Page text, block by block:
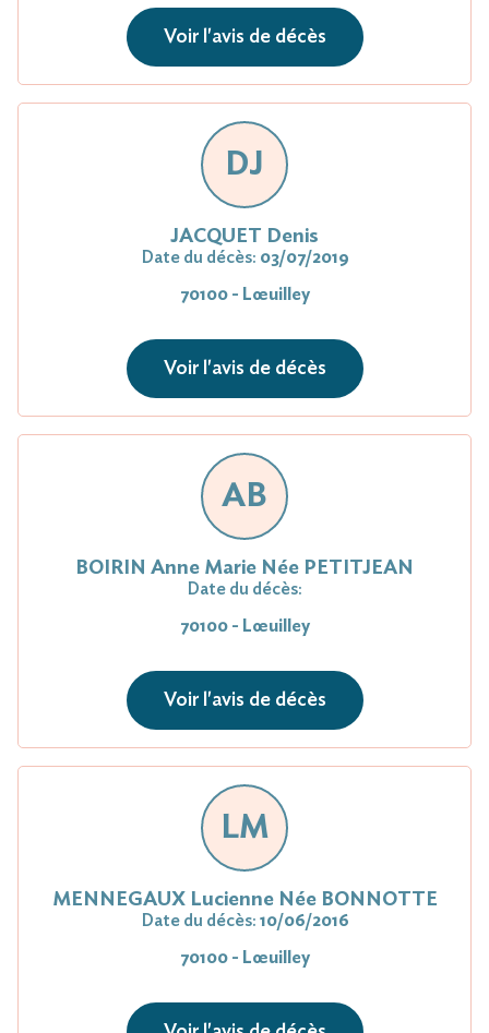
Voir l'avis de décès
DJ
JACQUET Denis
Date du décès: 03/07/2019
70100 - Lœuilley
Voir l'avis de décès
AB
BOIRIN Anne Marie Née PETITJEAN
Date du décès:
70100 - Lœuilley
Voir l'avis de décès
LM
MENNEGAUX Lucienne Née BONNOTTE
Date du décès: 10/06/2016
70100 - Lœuilley